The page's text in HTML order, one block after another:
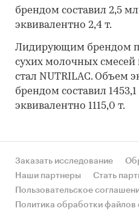
брендом составил 2,5
эквивалентно 2,4 т.
Лидирующим брендом
сухих молочных смесей
стал NUTRILAC. Объем
брендом составил
эквивалентно 1115,0 т.
Заказать исследование
Наши партнеры
Стать
Пользовательское
Политика обработки